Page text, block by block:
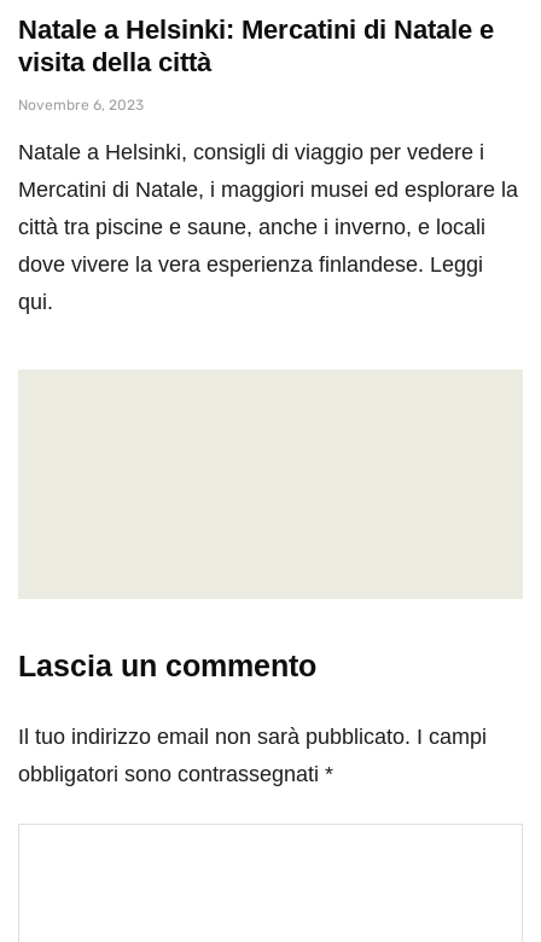
Natale a Helsinki: Mercatini di Natale e
visita della città
Novembre 6, 2023
Natale a Helsinki, consigli di viaggio per vedere i
Mercatini di Natale, i maggiori musei ed esplorare la
città tra piscine e saune, anche i inverno, e locali
dove vivere la vera esperienza finlandese. Leggi
qui.
Lascia un commento
Il tuo indirizzo email non sarà pubblicato. I campi
obbligatori sono contrassegnati *